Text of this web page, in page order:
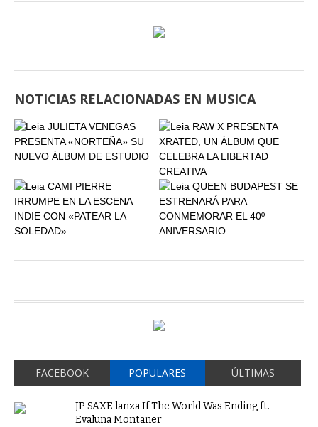
NOTICIAS RELACIONADAS EN MUSICA
FACEBOOK POPULARES ÚLTIMAS
JP SAXE lanza If The World Was Ending ft.
Evaluna Montaner